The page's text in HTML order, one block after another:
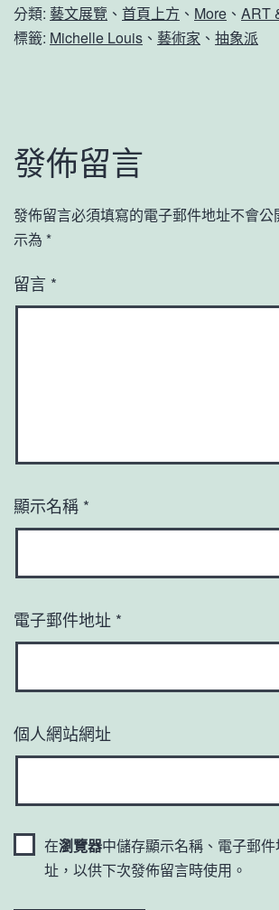
分類: 藝文展覽 、 首頁上方 、 More 、 ART
標籤: Michelle Louis 、 藝術家 、 抽象派
發佈留言
發佈留言必須填寫的電子郵件地址不會公
示為 *
留言 *
顯示名稱 *
電子郵件地址 *
個人網站網址
在瀏覽器中儲存顯示名稱、電子郵
址，以供下次發佈留言時使用。